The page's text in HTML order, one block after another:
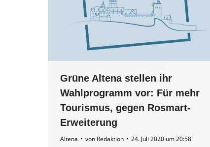
Grüne Altena stellen ihr
Wahlprogramm vor: Für mehr
Tourismus, gegen Rosmart-
Erweiterung
Altena von Redaktion 24. Juli 2020 um 20:58